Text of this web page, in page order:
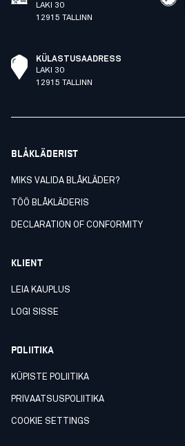
LAKI 30
12915 TALLINN
KÜLASTUSAADRESS
LAKI 30
12915 TALLINN
BLÅKLÄDERIST
MIKS VALIDA BLÅKLÄDER?
TÖÖ BLÅKLÄDERIS
DECLARATION OF CONFORMITY
KLIENT
LEIA KAUPLUS
LOGI SISSE
POLIITIKA
KÜPISTE POLIITIKA
PRIVAATSUSPOLIITIKA
COOKIE SETTINGS